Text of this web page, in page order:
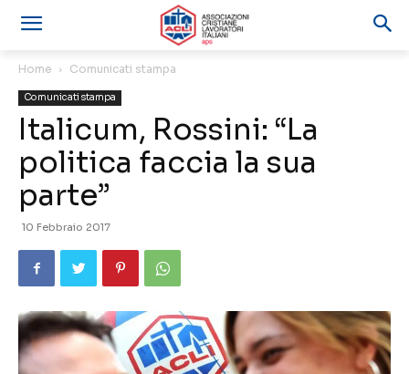
Home Comunicati stampa
Comunicati stampa
Italicum, Rossini: “La
politica faccia la sua
parte”
10 Febbraio 2017